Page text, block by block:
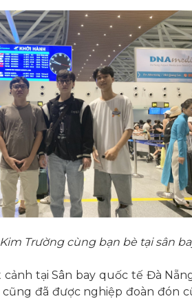
Trường cùng bạn bè tại sân
tại Sân bay quốc tế Đà
cũng đã được nghiệp đoàn đón